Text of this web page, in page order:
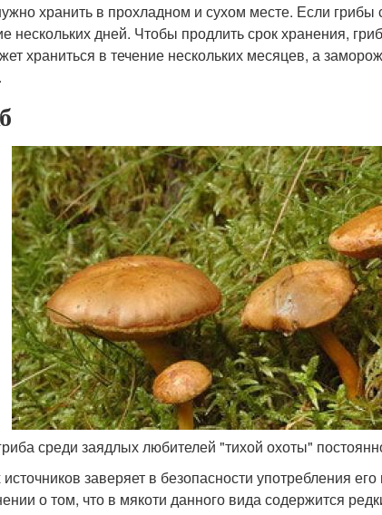
хранить в прохладном и сухом месте. Если
нескольких дней. Чтобы продлить срок хранения,
храниться в течение нескольких месяцев, а
среди заядлых любителей "тихой охоты"
заверяет в безопасности употребления
о том, что в мякоти данного вида содержится